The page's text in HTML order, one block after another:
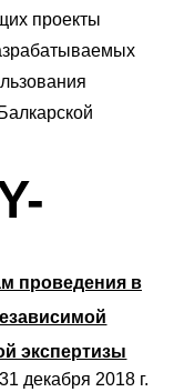
проекты
проведения в
экспертизы
декабря 2018 г.